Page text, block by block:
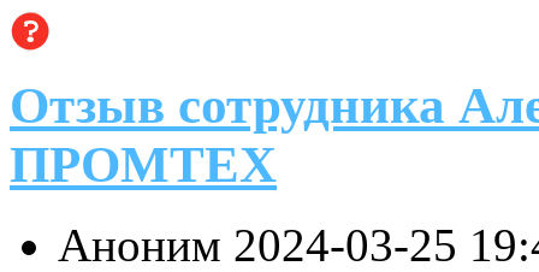
Отзыв сотрудника
ПРОМТЕХ
Аноним 2024-03-25